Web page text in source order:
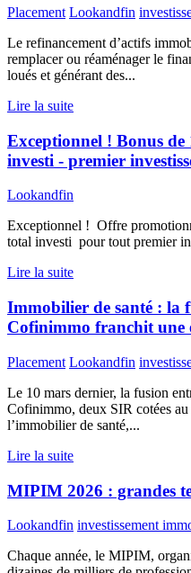
Placement Lookandfin
Le refinancement d’actifs
remplacer ou réaménager le
loués et générant des...
Lire la suite
Exceptionnel ! Bonus
investi - premier
Lookandfin
Exceptionnel ! Offre
total investi pour tout premier
Lire la suite
Immobilier de santé : la
Cofinimmo franchit une
Placement Lookandfin
Le 10 mars dernier, la fusion
Cofinimmo, deux SIR cotées
l’immobilier de santé,...
Lire la suite
MIPIM 2026 : grandes
Lookandfin investissement
Chaque année, le MIPIM,